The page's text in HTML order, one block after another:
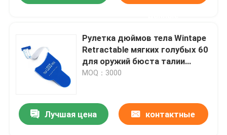
Рулетка дюймов тела Wintape
Retractable мягких голубых 60
для оружий бюста талии
тазобедренных
MOQ：3000
Лучшая цена контактные